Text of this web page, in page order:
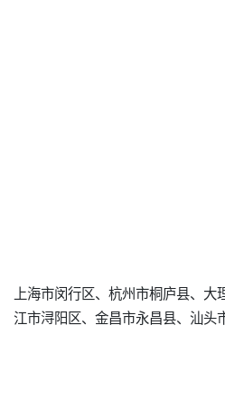
上海市闵行区、杭州市桐庐县、
江市浔阳区、金昌市永昌县、汕头